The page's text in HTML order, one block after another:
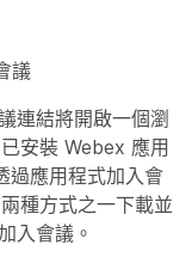
議
連結將開啟一個瀏
安裝 Webex 應用
過應用程式加入會
種方式之一下載並
入會議。